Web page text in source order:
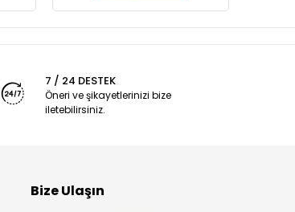
7 / 24 DESTEK
Öneri ve şikayetlerinizi bize
iletebilirsiniz.
Bize Ulaşın